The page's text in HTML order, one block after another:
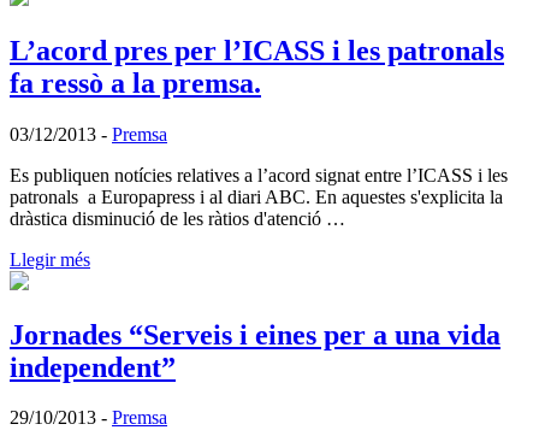
L’acord pres per l’ICASS i les patronals
fa ressò a la premsa.
03/12/2013 - Premsa
Es publiquen notícies relatives a l’acord signat entre l’ICASS i les
patronals a Europapress i al diari ABC. En aquestes s'explicita la
dràstica disminució de les ràtios d'atenció …
Llegir més
Jornades “Serveis i eines per a una vida
independent”
29/10/2013 - Premsa